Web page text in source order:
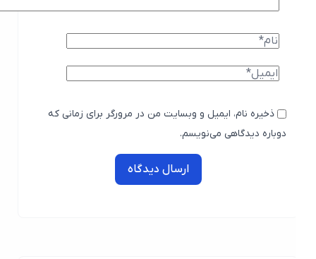
ذخیره نام، ایمیل و وبسایت من در مرورگر برای زمانی که
دوباره دیدگاهی می‌نویسم.
ارسال دیدگاه